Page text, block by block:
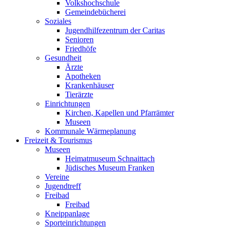
Volkshochschule
Gemeindebücherei
Soziales
Jugendhilfezentrum der Caritas
Senioren
Friedhöfe
Gesundheit
Ärzte
Apotheken
Krankenhäuser
Tierärzte
Einrichtungen
Kirchen, Kapellen und Pfarrämter
Museen
Kommunale Wärmeplanung
Freizeit & Tourismus
Museen
Heimatmuseum Schnaittach
Jüdisches Museum Franken
Vereine
Jugendtreff
Freibad
Freibad
Kneippanlage
Sporteinrichtungen